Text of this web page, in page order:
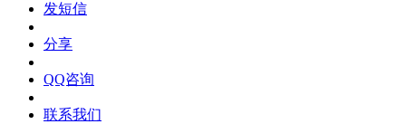
发短信
分享
QQ咨询
联系我们